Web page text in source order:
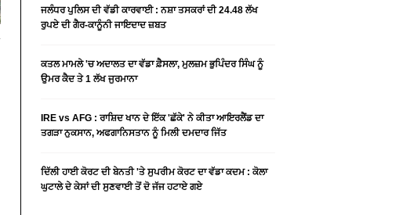
ਜਲੰਧਰ ਪੁਲਿਸ ਦੀ ਵੱਡੀ ਕਾਰਵਾਈ : ਨਸ਼ਾ ਤਸਕਰਾਂ ਦੀ 24.48 ਲੱਖ
ਰੁਪਏ ਦੀ ਗੈਰ-ਕਾਨੂੰਨੀ ਜਾਇਦਾਦ ਜ਼ਬਤ
ਕਤਲ ਮਾਮਲੇ 'ਚ ਅਦਾਲਤ ਦਾ ਵੱਡਾ ਫ਼ੈਸਲਾ, ਮੁਲਜ਼ਮ ਭੁਪਿੰਦਰ ਸਿੰਘ ਨੂੰ
ਉਮਰ ਕੈਦ ਤੇ 1 ਲੱਖ ਜੁਰਮਾਨਾ
IRE vs AFG : ਰਾਸ਼ਿਦ ਖਾਨ ਦੇ ਇੱਕ 'ਛੱਕੇ' ਨੇ ਕੀਤਾ ਆਇਰਲੈਂਡ ਦਾ
ਤਗੜਾ ਨੁਕਸਾਨ, ਅਫਗਾਨਿਸਤਾਨ ਨੂੰ ਮਿਲੀ ਦਮਦਾਰ ਜਿੱਤ
ਦਿੱਲੀ ਹਾਈ ਕੋਰਟ ਦੀ ਬੇਨਤੀ 'ਤੇ ਸੁਪਰੀਮ ਕੋਰਟ ਦਾ ਵੱਡਾ ਕਦਮ : ਕੋਲਾ
ਘੁਟਾਲੇ ਦੇ ਕੇਸਾਂ ਦੀ ਸੁਣਵਾਈ ਤੋਂ ਦੋ ਜੱਜ ਹਟਾਏ ਗਏ